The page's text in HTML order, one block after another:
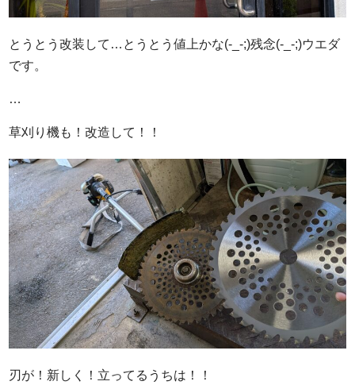
とうとう改装して…とうとう値上かな(-_-;)残念(-_-;)ウエダ
です。
…
草刈り機も！改造して！！
刃が！新しく！立ってるうちは！！